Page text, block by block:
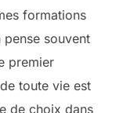
formations
pense souvent
premier
toute vie est
de choix dans